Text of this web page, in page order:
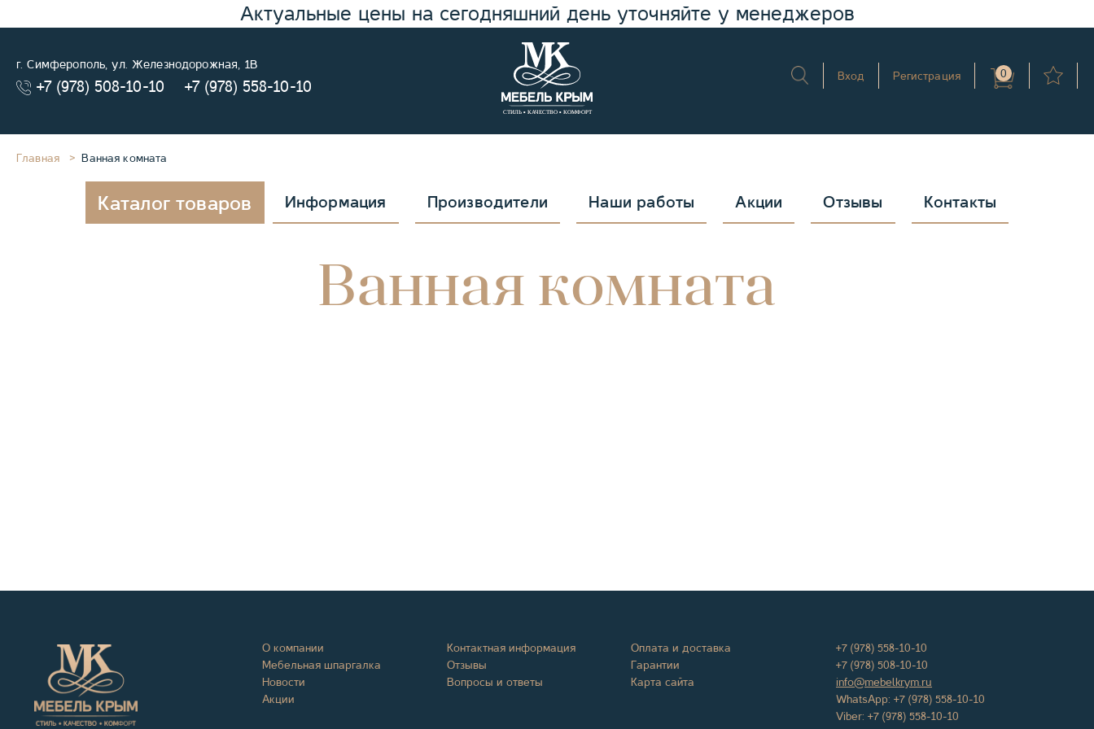
Актуальные цены на сегодняшний день уточняйте у менеджеров
г. Симферополь, ул. Железнодорожная, 1В
+7 (978) 508-10-10 +7 (978) 558-10-10
Вход Регистрация 0
Главная Ванная комната
Каталог товаров Информация Производители Наши работы Акции Отзывы Контакты
Ванная комната
О компании
Мебельная шпаргалка
Новости
Акции
Контактная информация
Отзывы
Вопросы и ответы
Оплата и доставка
Гарантии
Карта сайта
+7 (978) 558-10-10
+7 (978) 508-10-10
info@mebelkrym.ru
WhatsApp: +7 (978) 558-10-10
Viber: +7 (978) 558-10-10